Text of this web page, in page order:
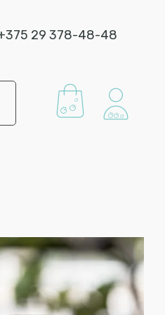
29 378-48-48